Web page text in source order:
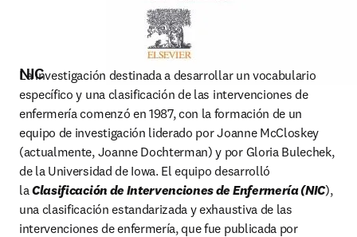
NIC
La investigación destinada a desarrollar un vocabulario
específico y una clasificación de las intervenciones de
enfermería comenzó en 1987, con la formación de un
equipo de investigación liderado por Joanne McCloskey
(actualmente, Joanne Dochterman) y por Gloria Bulechek,
de la Universidad de Iowa. El equipo desarrolló
la Clasificación de Intervenciones de Enfermería (NIC),
una clasificación estandarizada y exhaustiva de las
intervenciones de enfermería, que fue publicada por